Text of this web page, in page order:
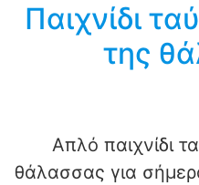
Παιχνίδι
της
Απλό παιχνίδι
θάλασσας για